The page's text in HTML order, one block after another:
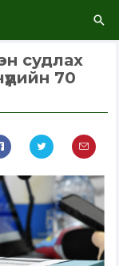
судлах
70